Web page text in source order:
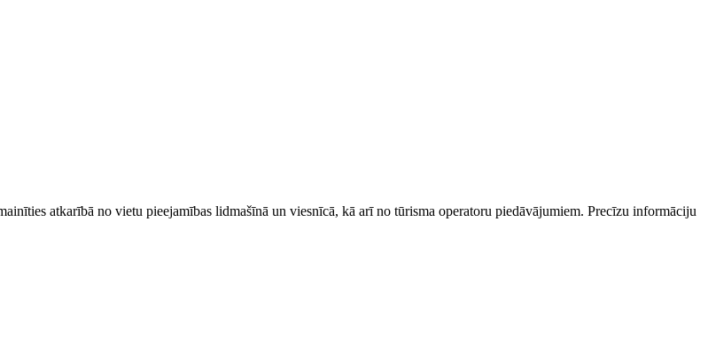
atkarībā ​no ​vietu pieejamības lidmašīnā un viesnīcā, kā arī no tūrisma operatoru piedāvājumiem. Precīzu informāciju